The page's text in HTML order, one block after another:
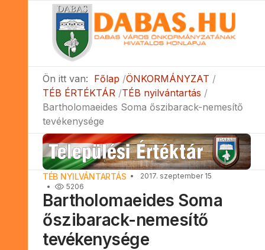
Ön itt van: Főlap ÖNKORMÁNYZAT
TÉB ÉRTÉKTÁR
TÉB nyilvántartás
Bartholomaeides Soma őszibarack-nemesítő
tevékenysége
TÉB NYILVÁNTARTÁS
2017. szeptember 15
5206
Bartholomaeides Soma
őszibarack-nemesítő
tevékenysége